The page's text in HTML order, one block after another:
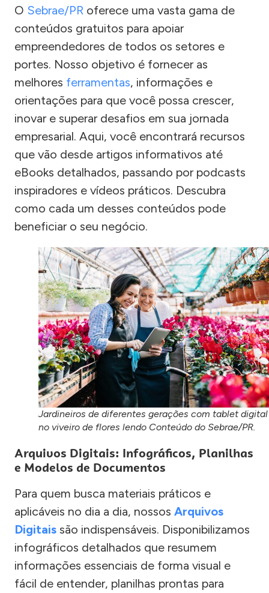
O Sebrae/PR oferece uma vasta gama de
conteúdos gratuitos para apoiar
empreendedores de todos os setores e
portes. Nosso objetivo é fornecer as
melhores ferramentas, informações e
orientações para que você possa crescer,
inovar e superar desafios em sua jornada
empresarial. Aqui, você encontrará recursos
que vão desde artigos informativos até
eBooks detalhados, passando por podcasts
inspiradores e vídeos práticos. Descubra
como cada um desses conteúdos pode
beneficiar o seu negócio.
Jardineiros de diferentes gerações com tablet digital
no viveiro de flores lendo Conteúdo do Sebrae/PR.
Arquivos Digitais: Infográficos, Planilhas
e Modelos de Documentos
Para quem busca materiais práticos e
aplicáveis no dia a dia, nossos Arquivos
Digitais são indispensáveis. Disponibilizamos
infográficos detalhados que resumem
informações essenciais de forma visual e
fácil de entender, planilhas prontas para